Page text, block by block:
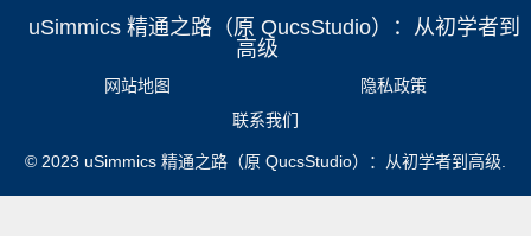
uSimmics 精通之路（原 QucsStudio）：从初学者到
高级
网站地图
隐私政策
联系我们
© 2023 uSimmics 精通之路（原 QucsStudio）：从初学者到高级.